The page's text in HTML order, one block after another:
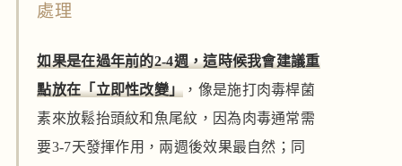
處理
如果是在過年前的2-4週，這時候我會建議重
點放在「立即性改變」 ，像是施打肉毒桿菌
素來放鬆抬頭紋和魚尾紋，因為肉毒通常需
要3-7天發揮作用，兩週後效果最自然；同